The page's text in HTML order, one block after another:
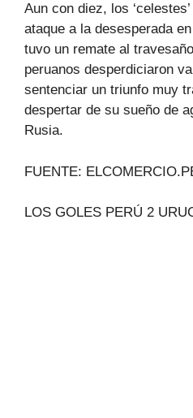
Aun con diez, los
ataque a la desesperada
tuvo un remate al
peruanos desperdiciaron
sentenciar un triunfo muy
despertar de su sueño de
Rusia.
FUENTE:
LOS GOLES PERÚ 2